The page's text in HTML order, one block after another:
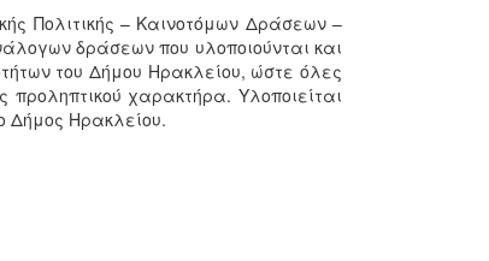
Πολιτικής – Καινοτόμων Δράσεων –
δράσεων που υλοποιούνται και
του Δήμου Ηρακλείου, ώστε όλες
προληπτικού χαρακτήρα. Υλοποιείται
Δήμος Ηρακλείου.